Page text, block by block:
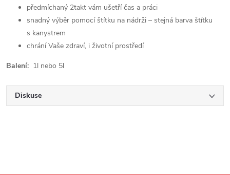
předmíchaný 2takt vám ušetří čas a práci
snadný výběr pomocí štítku na nádrži – stejná barva štítku
s kanystrem
chrání Vaše zdraví, i životní prostředí
Balení: 1l nebo 5l
Diskuse